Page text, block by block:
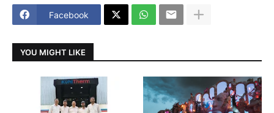
Facebook
YOU MIGHT LIKE